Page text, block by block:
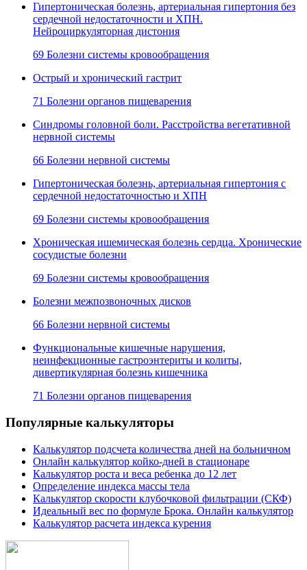
Гипертоническая болезнь, артериальная гипертония без
сердечной недостаточности и ХПН.
Нейроциркуляторная дистония
69 Болезни системы кровообращения
Острый и хронический гастрит
71 Болезни органов пищеварения
Синдромы головной боли. Расстройства вегетативной
нервной системы
66 Болезни нервной системы
Гипертоническая болезнь, артериальная гипертония с
сердечной недостаточностью и ХПН
69 Болезни системы кровообращения
Хроническая ишемическая болезнь сердца. Хронические
сосудистые болезни
69 Болезни системы кровообращения
Болезни межпозвоночных дисков
66 Болезни нервной системы
Функциональные кишечные нарушения,
неинфекционные гастроэнтериты и колиты,
дивертикулярная болезнь кишечника
71 Болезни органов пищеварения
Популярные калькуляторы
Калькулятор подсчета количества дней на больничном
Онлайн калькулятор койко-дней в стационаре
Калькулятор роста и веса ребенка до 12 лет
Определение индекса массы тела
Калькулятор скорости клубочковой фильтрации (СКФ)
Идеальный вес по формуле Брока. Онлайн калькулятор
Калькулятор расчета индекса курения